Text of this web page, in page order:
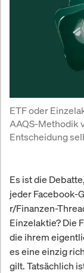
ETF oder
AAQS-Methodik
Entscheidung
Es ist die
jeder Facebook-
r/Finanzen-
Einzelaktie? Die
die ihrem
es eine einzig
gilt. Tatsächlich